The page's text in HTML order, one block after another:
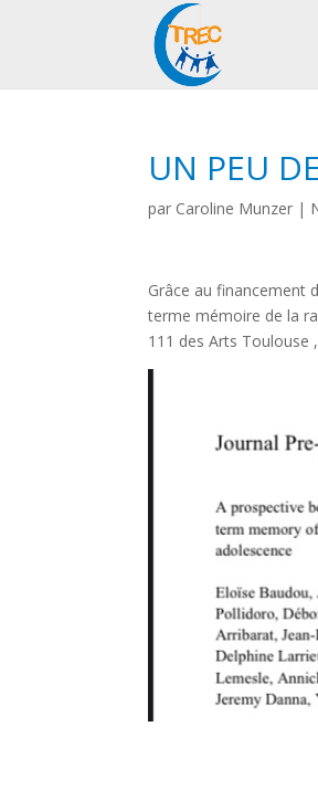
UN PEU
par Caroline Munzer |
Grâce au financement
terme mémoire de la
111 des Arts Toulouse